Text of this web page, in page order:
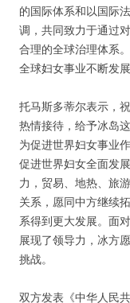
的国际体系和以国际
调，共同致力于通过
合理的全球治理体系
全球妇女事业不断发展
托马斯多蒂尔表示，
热情接待，给予冰岛
为促进世界妇女事业
促进世界妇女全面发
力，贸易、地热、旅
关系，愿同中方继续
系得到更大发展。面
展现了领导力，冰方
挑战。
双方发表《中华人民